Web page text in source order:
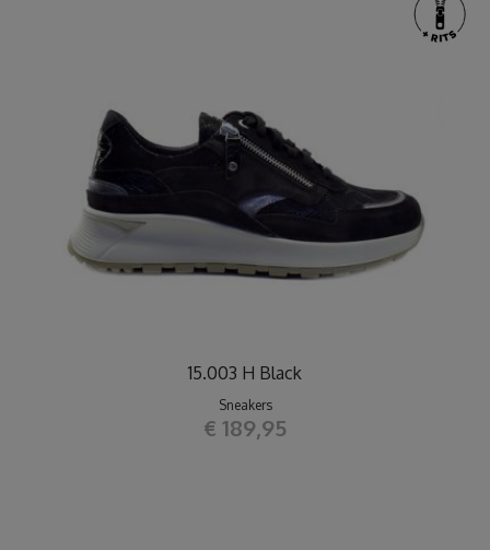
15.003 H Black
Sneakers
€ 189,95